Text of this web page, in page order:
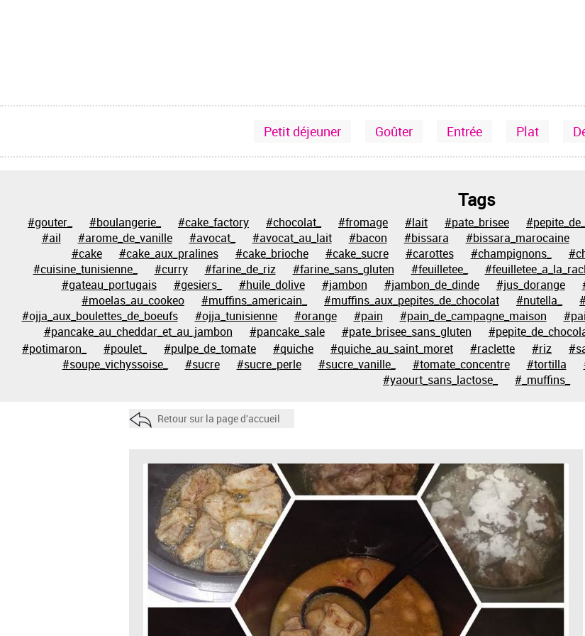
Petit déjeuner Goûter Entrée Plat
Tags
#gouter_ #boulangerie_ #cake_factory #chocolat_ #fromage #lait #pate_brisee
#ail
#arome_de_vanille #avocat_ #avocat_au_lait #bacon #bissara #bissara_marocaine
#cake
#cake_aux_pralines #cake_brioche #cake_sucre #carottes #champignons_
#cuisine_tunisienne_
#curry #farine_de_riz #farine_sans_gluten #feuilletee_
#gateau_portugais
#gesiers_ #huile_dolive #jambon #jambon_de_dinde #jus_dorange
#moelas_au_cookeo
#muffins_americain_ #muffins_aux_pepites_de_chocolat #nutella_
#ojja_aux_boulettes_de_boeufs
#ojja_tunisienne #orange #pain #pain_de_campagne_maison
#pancake_au_cheddar_et_au_jambon
#pancake_sale #pate_brisee_sans_gluten
#potimaron_
#poulet_ #pulpe_de_tomate #quiche #quiche_au_saint_moret #raclette #riz
#soupe_vichyssoise_
#sucre #sucre_perle #sucre_vanille_ #tomate_concentre #tortilla
#yaourt_sans_lactose_
#_muffins_
Retour sur la page d'accueil